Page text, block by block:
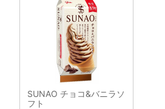
SUNAO チョコ&バニラソ
フト